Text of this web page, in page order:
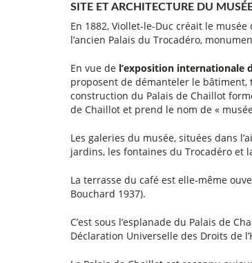
SITE ET ARCHITECTURE DU
En 1882, Viollet-le-Duc créait le
l’ancien Palais du Trocadéro,
En vue de l’exposition internationale
proposent de démanteler le
construction du Palais de Chaillot
de Chaillot et prend le nom de «
Les galeries du musée, situées dans
jardins, les fontaines du Trocadéro et
La terrasse du café est elle-même
Bouchard 1937).
C’est sous l’esplanade du Palais de
Déclaration Universelle des Droits de